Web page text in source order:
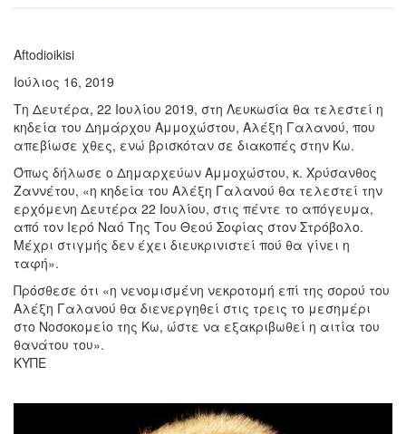
Aftodioikisi
Ιούλιος 16, 2019
Τη Δευτέρα, 22 Ιουλίου 2019, στη Λευκωσία θα τελεστεί η
κηδεία του Δημάρχου Αμμοχώστου, Αλέξη Γαλανού, που
απεβίωσε χθες, ενώ βρισκόταν σε διακοπές στην Κω.
Όπως δήλωσε ο Δημαρχεύων Αμμοχώστου, κ. Χρύσανθος
Ζαννέτου, «η κηδεία του Αλέξη Γαλανού θα τελεστεί την
ερχόμενη Δευτέρα 22 Ιουλίου, στις πέντε το απόγευμα,
από τον Ιερό Ναό Της Του Θεού Σοφίας στον Στρόβολο.
Μέχρι στιγμής δεν έχει διευκρινιστεί πού θα γίνει η
ταφή».
Πρόσθεσε ότι «η νενομισμένη νεκροτομή επί της σορού του
Αλέξη Γαλανού θα διενεργηθεί στις τρεις το μεσημέρι
στο Νοσοκομείο της Κω, ώστε να εξακριβωθεί η αιτία του
θανάτου του».
ΚΥΠΕ